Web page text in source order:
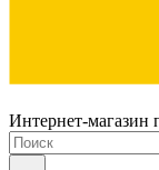
Интернет-магазин